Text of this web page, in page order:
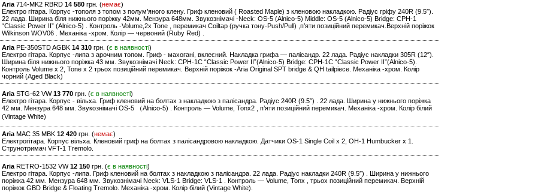
Aria 714-MK2 RBRD 14 580 грн. (немає)
Електро гітара. Корпус -тополя з топом з полум’яного клену. Гриф кленовий ( Roasted Maple) з кленовою накладкою. Радіус гріфу 240R (9.5″).
22 лада. Ширина біля нижнього поріжку 42мм. Мензура 648мм. Звукознімачі -Neck: OS-5 (Alnico-5) Middle: OS-5 (Alnico-5) Bridge: CPH-1
“Classic Power II” (Alnico-5) . Контроль -Volume,2x Tone , перемикач Coiltap (ручка тону-Push/Pull) ,п’яти позиційний перемикач.Верхній поріжок
Wilkinson WOV06 . Механіка -хром. Колір — червоний (Ruby Red) .
Aria PE-350STD AGBK 14 310 грн. (є в наявності)
Електро гітара. Корпус -липа з арочним топом. Гриф - махогані, вклеєний. Накладка грифа — палісандр. 22 лада. Радіус накладки 305R (12″).
Ширина біля нижнього поріжка 43 мм. Звукознімачі Neck: CPH-1C “Classic Power II”(Alnico-5) Bridge: CPH-1C “Classic Power II”(Alnico-5).
Контроль Volume x 2, Tone x 2 трьох позиційний перемикач. Верхній поріжок -Aria Original SPT bridge & QH tailpiece. Механіка -хром. Колір
чорний (Aged Black)
Aria STG-62 VW13 770 грн. (є в наявності)
Електро гітара. Корпус - вільха. Гриф кленовий на болтах з накладкою з палісандра. Радіус 240R (9.5″) . 22 лада. Ширина у нижнього поріжка
42 мм. Мензура 648 мм. Звукознімачі OS-5 （Alnico-5) . Контроль — Volume, Tonx2 , п’яти позиційний перемикач. Механіка -хром. Колір білий
(Vintage White)
Aria MAC 35 MBK 12 420 грн. (немає)
Електрогітара. Корпус вільха. Кленовий гриф на болтах з палісандровою накладкою. Датчики OS-1 Single Coil x 2, OH-1 Humbucker x 1.
Струнотримач VFT-1 Tremolo.
Aria RETRO-1532 VW12 150 грн. (є в наявності)
Електро гітара. Корпус -липа. Гриф кленовий на болтах з накладкою з палісандра. 22 лада. Радіус накладки 240R (9.5″) . Ширина у нижнього
поріжка 42 мм. Мензура 648 мм. Звукознімачі Neck: VLS-1 Bridge: VLS-1 . Контроль — Volume, Tonx , трьох позиційний перемикач. Верхній
поріжок GBD Bridge & Floating Tremolo. Механіка -хром. Колір білий (Vintage White).